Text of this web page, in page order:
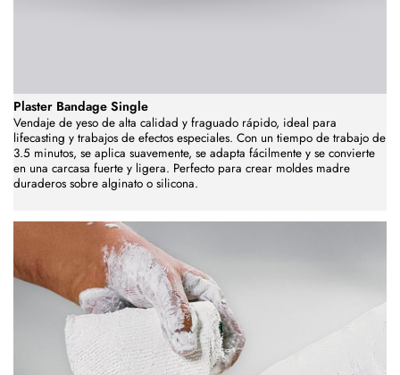
Plaster Bandage Single
Vendaje de yeso de alta calidad y fraguado rápido, ideal para
lifecasting y trabajos de efectos especiales. Con un tiempo de trabajo de
3.5 minutos, se aplica suavemente, se adapta fácilmente y se convierte
en una carcasa fuerte y ligera. Perfecto para crear moldes madre
duraderos sobre alginato o silicona.